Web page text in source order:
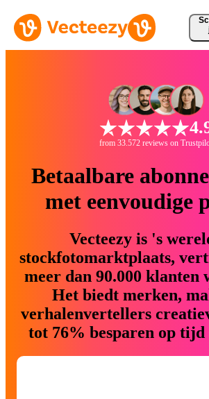
from 33.572 reviews on
Betaalbare
met eenvoudige
Vecteezy is 's
stockfotomarktplaats,
meer dan 90.000 klanten
Het biedt merken,
verhalenvertellers
tot 76% besparen op tijd